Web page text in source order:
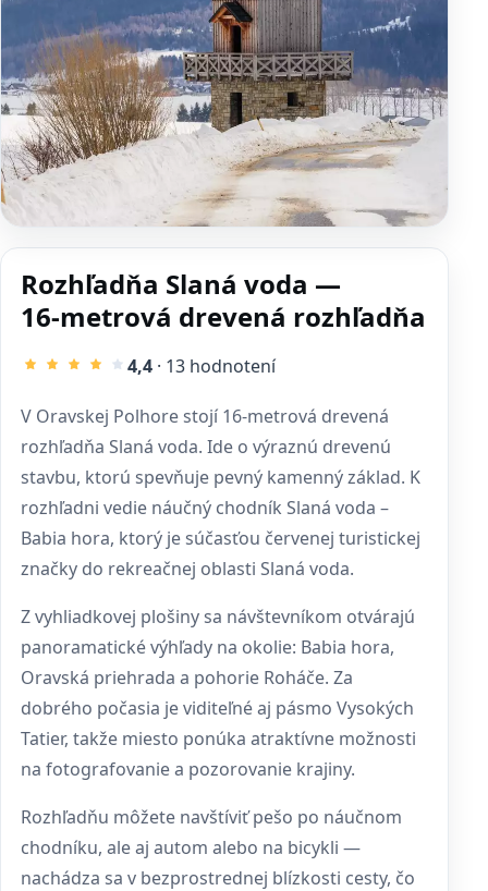
Rozhľadňa Slaná voda —
16‑metrová drevená rozhľadňa
4,4 · 13 hodnotení
V Oravskej Polhore stojí 16‑metrová drevená
rozhľadňa Slaná voda. Ide o výraznú drevenú
stavbu, ktorú spevňuje pevný kamenný základ. K
rozhľadni vedie náučný chodník Slaná voda –
Babia hora, ktorý je súčasťou červenej turistickej
značky do rekreačnej oblasti Slaná voda.
Z vyhliadkovej plošiny sa návštevníkom otvárajú
panoramatické výhľady na okolie: Babia hora,
Oravská priehrada a pohorie Roháče. Za
dobrého počasia je viditeľné aj pásmo Vysokých
Tatier, takže miesto ponúka atraktívne možnosti
na fotografovanie a pozorovanie krajiny.
Rozhľadňu môžete navštíviť pešo po náučnom
chodníku, ale aj autom alebo na bicykli —
nachádza sa v bezprostrednej blízkosti cesty, čo